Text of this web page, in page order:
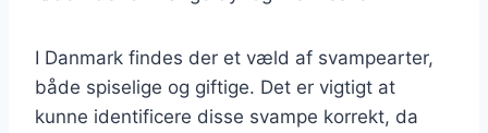
I Danmark findes der et væld af svampearter,
både spiselige og giftige. Det er vigtigt at
kunne identificere disse svampe korrekt, da